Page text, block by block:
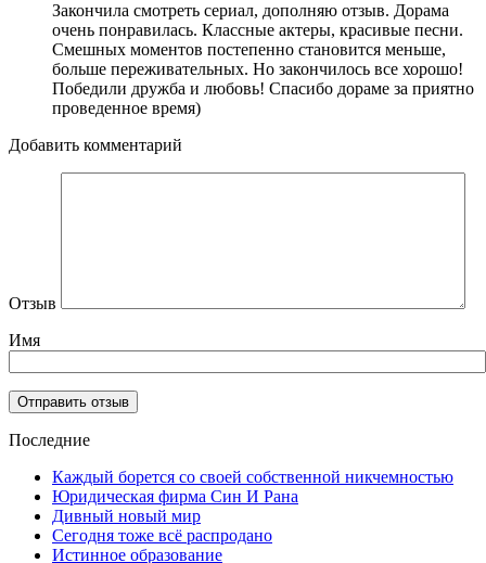
Закончила смотреть сериал, дополняю отзыв. Дорама
очень понравилась. Классные актеры, красивые песни.
Смешных моментов постепенно становится меньше,
больше переживательных. Но закончилось все хорошо!
Победили дружба и любовь! Спасибо дораме за приятно
проведенное время)
Добавить комментарий
Отзыв
Имя
Последние
Каждый борется со своей собственной никчемностью
Юридическая фирма Син И Рана
Дивный новый мир
Сегодня тоже всё распродано
Истинное образование